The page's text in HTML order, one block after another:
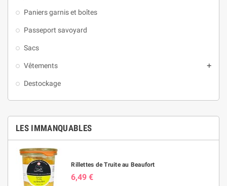
Paniers garnis et boîtes
Passeport savoyard
Sacs
Vêtements 
Destockage
LES IMMANQUABLES
Rillettes de Truite au Beaufort
6,49 €